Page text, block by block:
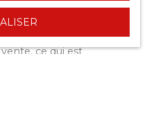
capable de fournir une
beaucoup plus fiable. De
des biens
ce qui est